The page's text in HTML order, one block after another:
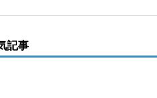
記事